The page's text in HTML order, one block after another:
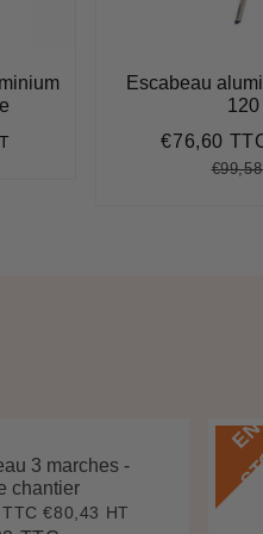
Escabeau
120
Prix
€76,60
Prix
3 marches -
chantier
TTC€96,52
€80,43 HT